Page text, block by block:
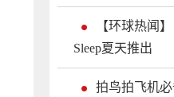
【环球热闻
Sleep夏天推出
拍鸟拍飞机必